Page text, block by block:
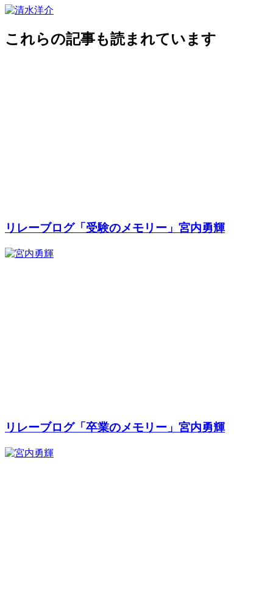
これらの記事も読まれています
リレーブログ「受験のメモリー」宮内勇輝
リレーブログ「卒業のメモリー」宮内勇輝